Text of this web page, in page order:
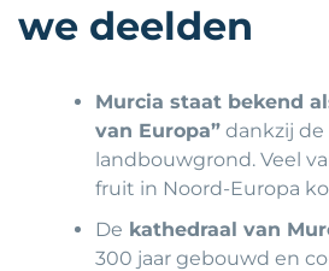
we deelden
Murcia staat bekend
van Europa” dankzij
landbouwgrond. Veel
fruit in Noord-Europa
De kathedraal van
300 jaar gebouwd en